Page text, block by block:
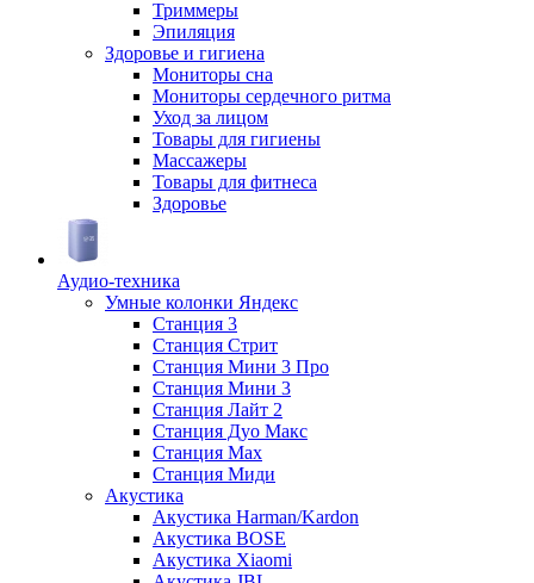
Триммеры
Эпиляция
Здоровье и гигиена
Мониторы сна
Мониторы сердечного ритма
Уход за лицом
Товары для гигиены
Массажеры
Товары для фитнеса
Здоровье
Аудио-техника
Умные колонки Яндекс
Станция 3
Станция Стрит
Станция Мини 3 Про
Станция Мини 3
Станция Лайт 2
Станция Дуо Макс
Станция Max
Станция Миди
Акустика
Акустика Harman/Kardon
Акустика BOSE
Акустика Xiaomi